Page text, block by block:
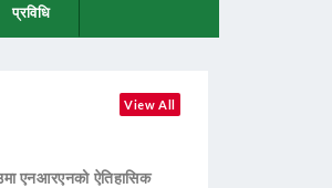
प्रविधि
View All
एनआरएनको ऐतिहासिक